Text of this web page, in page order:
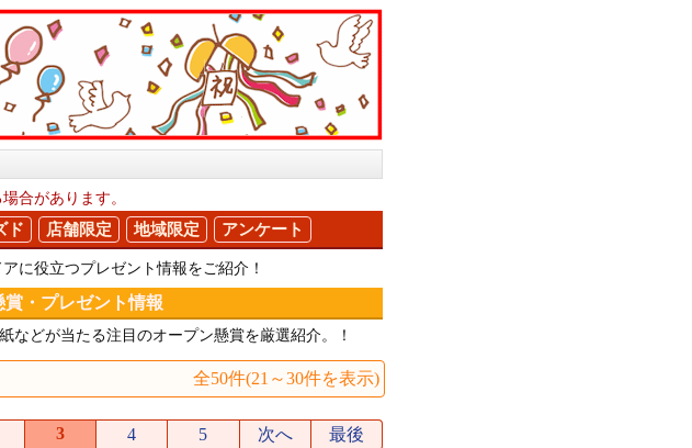
合があります。
ド 店舗限定 地域限定 アンケート
に役立つプレゼント情報をご紹介！
・プレゼント情報
などが当たる注目のオープン懸賞を厳選紹介。！
全50件(21～30件を表示)
3 4 5 次へ 最後